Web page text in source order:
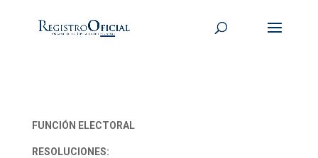
FUNCIÓN ELECTORAL
RESOLUCIONES: